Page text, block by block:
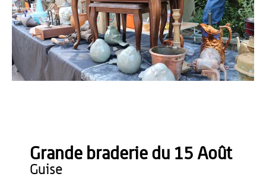
OT du Pays de Thiérache
Grande braderie du 15 Août
guise